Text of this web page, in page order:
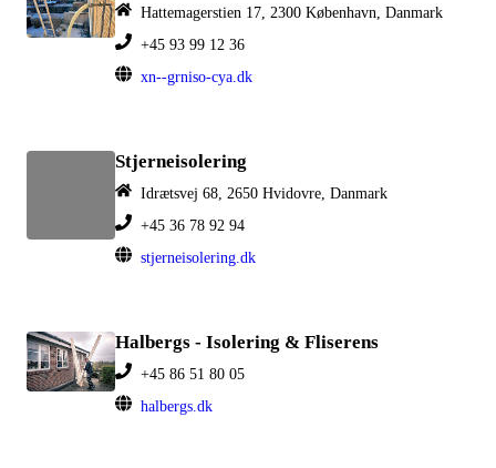
Hattemagerstien 17, 2300 København, Danmark
+45 93 99 12 36
xn--grniso-cya.dk
Stjerneisolering
Idrætsvej 68, 2650 Hvidovre, Danmark
+45 36 78 92 94
stjerneisolering.dk
Halbergs - Isolering & Fliserens
+45 86 51 80 05
halbergs.dk